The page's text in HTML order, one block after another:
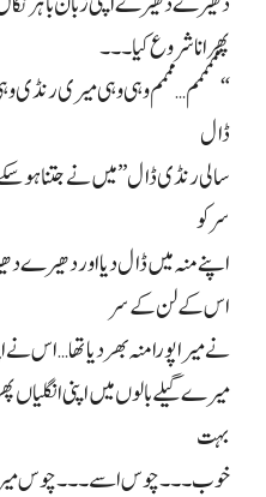
پھرانا شروع کیا۔۔۔
“مممممم…مممم وہی وہی میری
ڈال
سالی رنڈی ڈال” میں نے جتنا ہو
سر کو
اپنے منہ میں ڈال دیا اور دھیرے
اس کے لن کے سر
نے میرا پورا منہ بھر دیا تھا… اس نے
میرے گیلے بالوں میں اپنی
بہت
خوب۔۔۔ چوس اسے۔۔۔ چوس میرا